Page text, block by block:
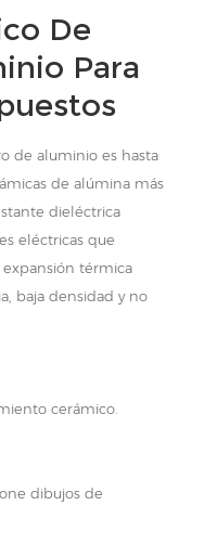
De
Para
de aluminio es hasta
de alúmina más
dieléctrica
eléctricas que
térmica
baja densidad y no
cerámico.
dibujos de